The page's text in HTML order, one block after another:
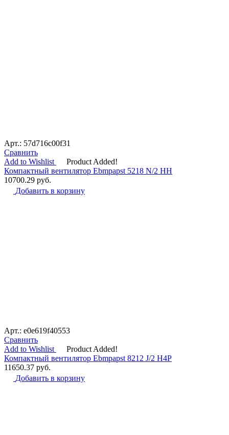
Арт.: 57d716c00f31
Сравнить
Add to Wishlist
Product Added!
Компактный вентилятор Ebmpapst 5218 N/2 HH
10700.29 руб.
Добавить в корзину
Арт.: e0e619f40553
Сравнить
Add to Wishlist
Product Added!
Компактный вентилятор Ebmpapst 8212 J/2 H4P
11650.37 руб.
Добавить в корзину